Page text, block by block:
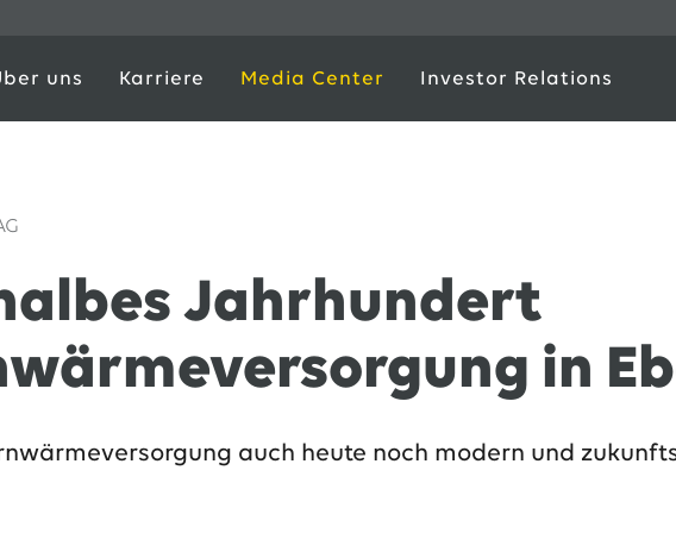
uns Karriere Media Center Investor Relations
Jahrhundert
in
auch heute noch modern und